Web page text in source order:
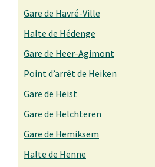
Gare de Havré-Ville
Halte de Hédenge
Gare de Heer-Agimont
Point d’arrêt de Heiken
Gare de Heist
Gare de Helchteren
Gare de Hemiksem
Halte de Henne